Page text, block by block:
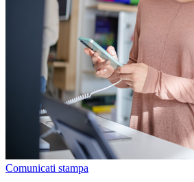
Comunicati stampa